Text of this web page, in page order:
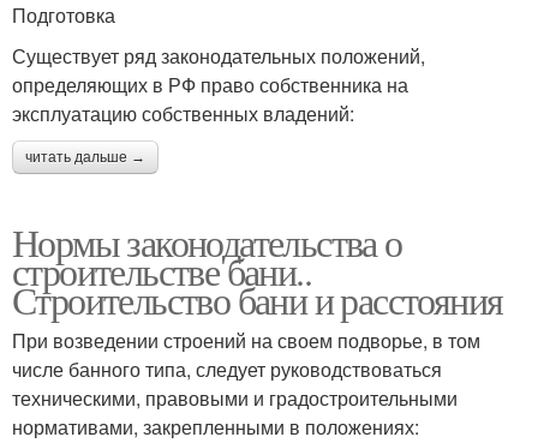
Подготовка
Существует ряд законодательных положений,
определяющих в РФ право собственника на
эксплуатацию собственных владений:
читать дальше →
Нормы законодательства о
строительстве бани..
Строительство бани и расстояния
При возведении строений на своем подворье, в том
числе банного типа, следует руководствоваться
техническими, правовыми и градостроительными
нормативами, закрепленными в положениях: